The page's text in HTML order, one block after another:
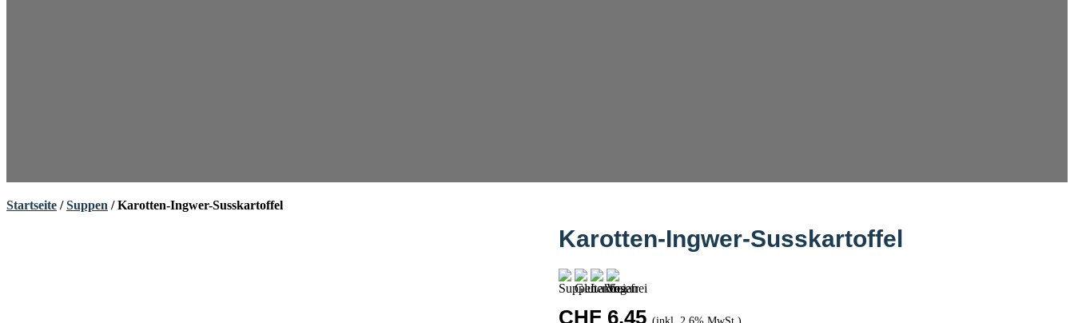
Startseite /Suppen / Karotten-Ingwer-Susskartoffel
Karotten-Ingwer-Susskartoffel
CHF 6.45